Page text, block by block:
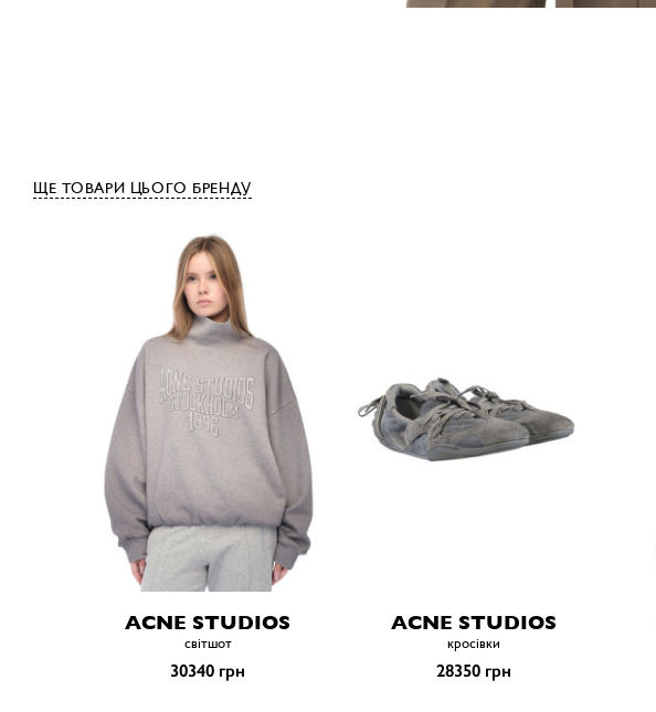
ЩЕ ТОВАРИ ЦЬОГО БРЕНДУ
ACNE STUDIOS
світшот
30340 грн
ACNE STUDIOS
кросівки
28350 грн